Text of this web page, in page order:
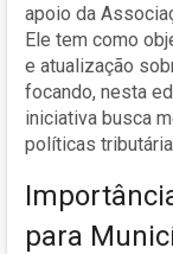
apoio da
Ele tem como
e atualização
focando, nesta
iniciativa busca
políticas
para